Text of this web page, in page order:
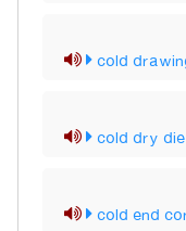
cold
cold dry
cold end